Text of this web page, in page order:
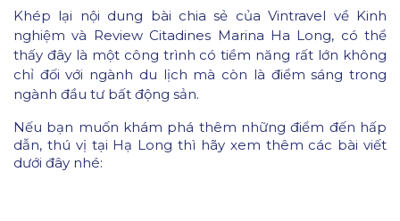
Khép lại nội dung bài chia sẻ của Vintravel về Kinh
nghiệm và Review Citadines Marina Ha Long, có thể
thấy đây là một công trình có tiềm năng rất lớn không
chỉ đối với ngành du lịch mà còn là điểm sáng trong
ngành đầu tư bất động sản.
Nếu bạn muốn khám phá thêm những điểm đến hấp
dẫn, thú vị tại Hạ Long thì hãy xem thêm các bài viết
dưới đây nhé: